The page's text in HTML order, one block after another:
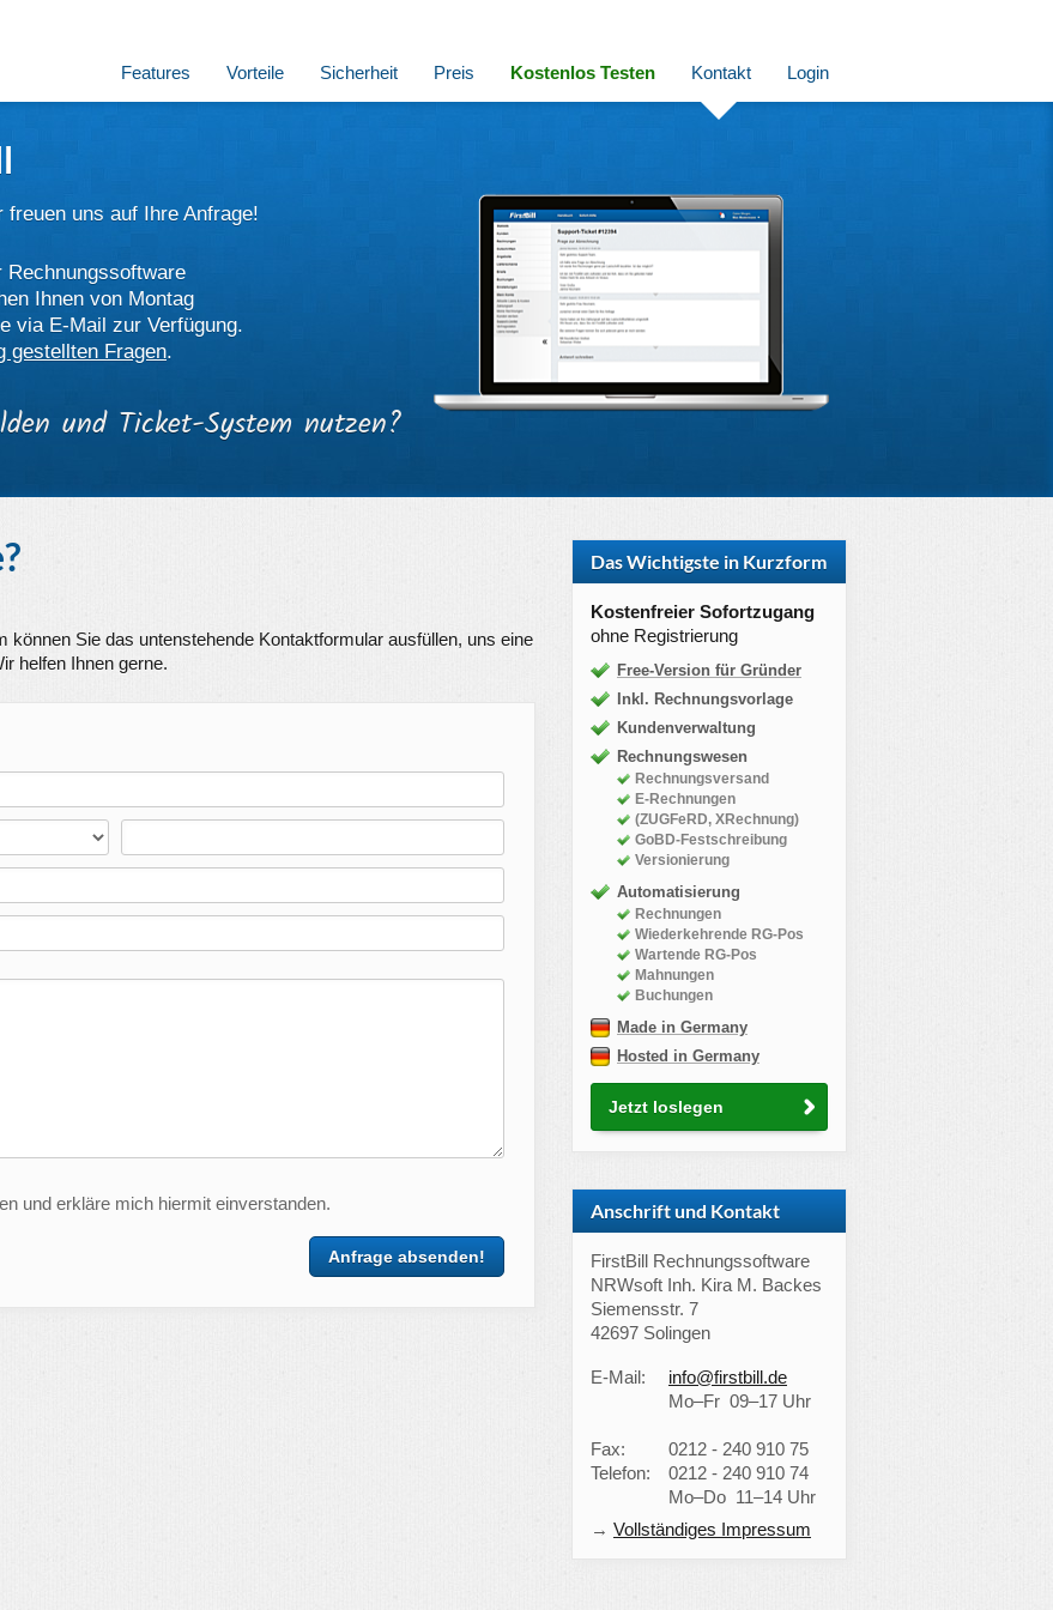
können Sie das untenstehende Kontaktformular ausfüllen, uns eine
helfen Ihnen gerne.
und erkläre mich hiermit einverstanden.
Das Wichtigste in Kurzform
Kostenfreier Sofortzugang
ohne Registrierung
Free-Version für Gründer
Inkl. Rechnungsvorlage
Kundenverwaltung
Rechnungswesen
Rechnungsversand
E-Rechnungen
(ZUGFeRD, XRechnung)
GoBD-Festschreibung
Versionierung
Automatisierung
Rechnungen
Wiederkehrende RG-Pos
Wartende RG-Pos
Mahnungen
Buchungen
Made in Germany
Hosted in Germany
Jetzt loslegen
Anschrift und Kontakt
FirstBill Rechnungssoftware
NRWsoft Inh. Kira M. Backes
Siemensstr. 7
42697 Solingen
E-Mail:
info@firstbill.de
Mo–Fr 09–17 Uhr
Fax:
0212 - 240 910 75
Telefon:
0212 - 240 910 74
Mo–Do 11–14 Uhr
→ Vollständiges Impressum
uns auf Ihre Anfrage!
Rechnungssoftware
Ihnen von Montag
via E-Mail zur Verfügung.
gestellten Fragen.
und Ticket-System nutzen?
Features Vorteile Sicherheit Preis Kostenlos Testen Kontakt Login